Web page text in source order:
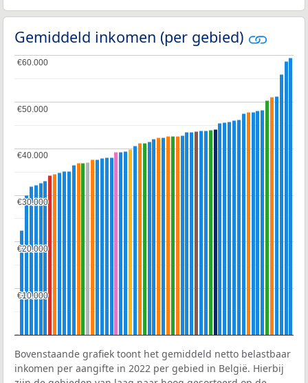
Gemiddeld inkomen (per gebied)
€10.000
€10.000
€20.000
€20.000
€30.000
€30.000
€40.000
€40.000
€50.000
€50.000
€60.000
€60.000
Bovenstaande grafiek toont het gemiddeld netto belastbaar
inkomen per aangifte in 2022 per gebied in België. Hierbij